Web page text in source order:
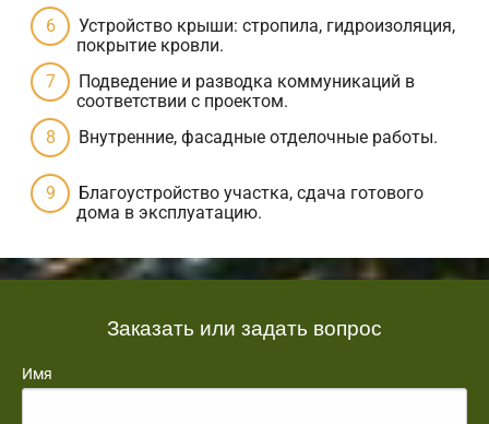
Устройство крыши: стропила, гидроизоляция,
покрытие кровли.
Подведение и разводка коммуникаций в
соответствии с проектом.
Внутренние, фасадные отделочные работы.
Благоустройство участка, сдача готового
дома в эксплуатацию.
Заказать или задать вопрос
Имя